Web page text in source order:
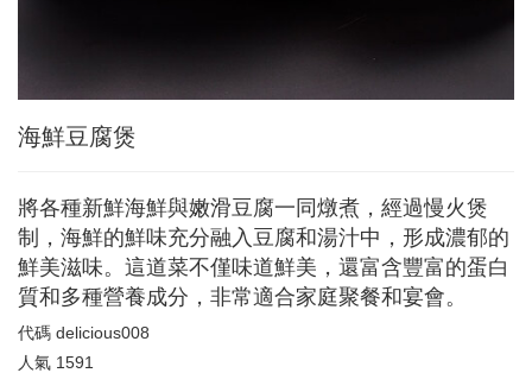
海鮮豆腐煲
將各種新鮮海鮮與嫩滑豆腐一同燉煮，經過慢火煲
制，海鮮的鮮味充分融入豆腐和湯汁中，形成濃郁的
鮮美滋味。這道菜不僅味道鮮美，還富含豐富的蛋白
質和多種營養成分，非常適合家庭聚餐和宴會。
代碼 delicious008
人氣 1591